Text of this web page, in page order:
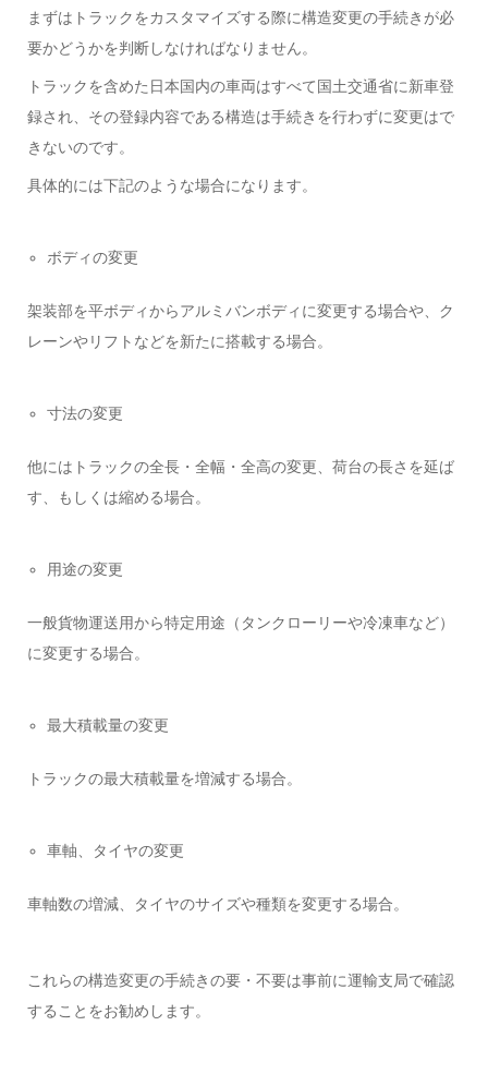
まずはトラックをカスタマイズする際に構造変更の手続きが必
要かどうかを判断しなければなりません。
トラックを含めた日本国内の車両はすべて国土交通省に新車登
録され、その登録内容である構造は手続きを行わずに変更はで
きないのです。
具体的には下記のような場合になります。
ボディの変更
架装部を平ボディからアルミバンボディに変更する場合や、ク
レーンやリフトなどを新たに搭載する場合。
寸法の変更
他にはトラックの全長・全幅・全高の変更、荷台の長さを延ば
す、もしくは縮める場合。
用途の変更
一般貨物運送用から特定用途（タンクローリーや冷凍車など）
に変更する場合。
最大積載量の変更
トラックの最大積載量を増減する場合。
車軸、タイヤの変更
車軸数の増減、タイヤのサイズや種類を変更する場合。
これらの構造変更の手続きの要・不要は事前に運輸支局で確認
することをお勧めします。